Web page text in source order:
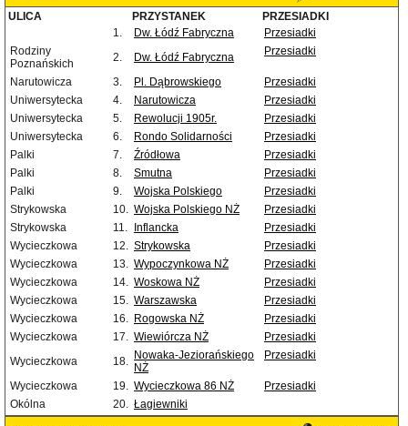
ULICA PRZYSTANEK
PRZESIADKI
1.
Dw. Łódź Fabryczna
Przesiadki
Rodziny
Poznańskich
2. Dw. Łódź Fabryczna Przesiadki
Narutowicza 3. Pl. Dąbrowskiego
Przesiadki
Uniwersytecka
4. Narutowicza
Przesiadki
Uniwersytecka
5. Rewolucji 1905r.
Przesiadki
Uniwersytecka
6. Rondo Solidarności
Przesiadki
Palki
7. Źródłowa
Przesiadki
Palki
8. Smutna
Przesiadki
Palki
9. Wojska Polskiego
Przesiadki
Strykowska
10. Wojska Polskiego NŻ
Przesiadki
Strykowska
11. Inflancka
Przesiadki
Wycieczkowa
12. Strykowska
Przesiadki
Wycieczkowa
13. Wypoczynkowa NŻ
Przesiadki
Wycieczkowa
14. Woskowa NŻ
Przesiadki
Wycieczkowa
15. Warszawska
Przesiadki
Wycieczkowa
16. Rogowska NŻ
Przesiadki
Wycieczkowa
17. Wiewiórcza NŻ
Przesiadki
Wycieczkowa
18. Nowaka-Jeziorańskiego
NŻ
Przesiadki
Wycieczkowa 19. Wycieczkowa 86 NŻ
Przesiadki
Okólna
20. Łagiewniki